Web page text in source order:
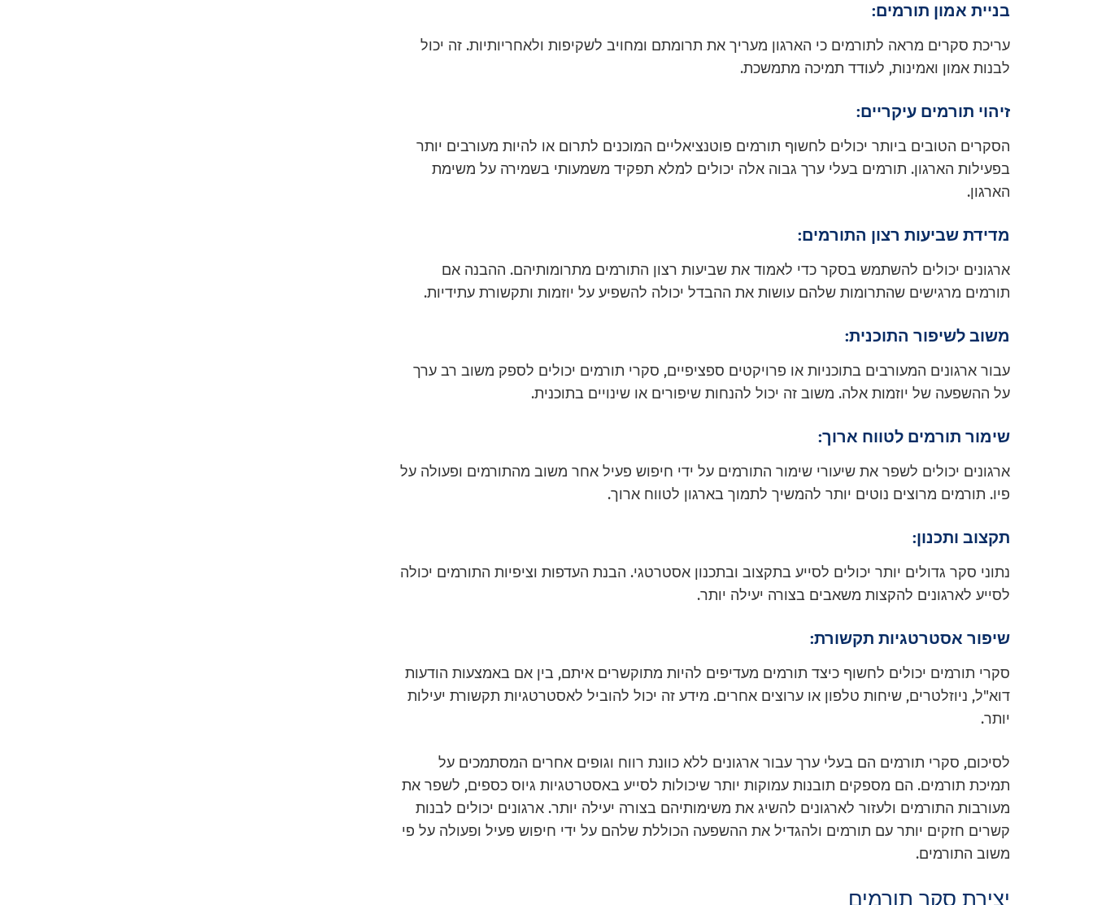
בניית אמון תורמים:
עריכת סקרים מראה לתורמים כי הארגון מעריך את תרומתם ומחויב לשקיפות ולאחריותיות. זה יכול
לבנות אמון ואמינות, לעודד תמיכה מתמשכת.
זיהוי תורמים עיקריים:
הסקרים הטובים ביותר יכולים לחשוף תורמים פוטנציאליים המוכנים לתרום או להיות מעורבים יותר
בפעילות הארגון. תורמים בעלי ערך גבוה אלה יכולים למלא תפקיד משמעותי בשמירה על משימת
הארגון.
מדידת שביעות רצון התורמים:
ארגונים יכולים להשתמש בסקר כדי לאמוד את שביעות רצון התורמים מתרומותיהם. ההבנה אם
תורמים מרגישים שהתרומות שלהם עושות את ההבדל יכולה להשפיע על יוזמות ותקשורת עתידיות.
משוב לשיפור התוכנית:
עבור ארגונים המעורבים בתוכניות או פרויקטים ספציפיים, סקרי תורמים יכולים לספק משוב רב ערך
על ההשפעה של יוזמות אלה. משוב זה יכול להנחות שיפורים או שינויים בתוכנית.
שימור תורמים לטווח ארוך:
ארגונים יכולים לשפר את שיעורי שימור התורמים על ידי חיפוש פעיל אחר משוב מהתורמים ופעולה על
פיו. תורמים מרוצים נוטים יותר להמשיך לתמוך בארגון לטווח ארוך.
תקצוב ותכנון:
נתוני סקר גדולים יותר יכולים לסייע בתקצוב ובתכנון אסטרטגי. הבנת העדפות וציפיות התורמים יכולה
לסייע לארגונים להקצות משאבים בצורה יעילה יותר.
שיפור אסטרטגיות תקשורת:
סקרי תורמים יכולים לחשוף כיצד תורמים מעדיפים להיות מתוקשרים איתם, בין אם באמצעות הודעות
דוא"ל, ניוזלטרים, שיחות טלפון או ערוצים אחרים. מידע זה יכול להוביל לאסטרטגיות תקשורת יעילות
יותר.
לסיכום, סקרי תורמים הם בעלי ערך עבור ארגונים ללא כוונת רווח וגופים אחרים המסתמכים על
תמיכת תורמים. הם מספקים תובנות עמוקות יותר שיכולות לסייע באסטרטגיות גיוס כספים, לשפר את
מעורבות התורמים ולעזור לארגונים להשיג את משימותיהם בצורה יעילה יותר. ארגונים יכולים לבנות
קשרים חזקים יותר עם תורמים ולהגדיל את ההשפעה הכוללת שלהם על ידי חיפוש פעיל ופעולה על פי
משוב התורמים.
יצירת סקר תורמים